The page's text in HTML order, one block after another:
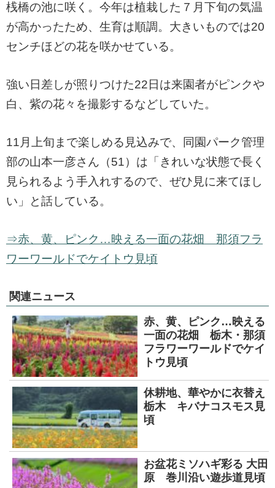
桟橋の池に咲く。今年は植栽した７月下旬の気温
が高かったため、生育は順調。大きいものでは20
センチほどの花を咲かせている。
強い日差しが照りつけた22日は来園者がピンクや
白、紫の花々を撮影するなどしていた。
11月上旬まで楽しめる見込みで、同園パーク管理
部の山本一彦さん（51）は「きれいな状態で長く
見られるよう手入れするので、ぜひ見に来てほし
い」と話している。
⇒赤、黄、ピンク…映える一面の花畑 那須フラ
ワーワールドでケイトウ見頃
関連ニュース
赤、黄、ピンク…映える
一面の花畑 栃木・那須
フラワーワールドでケイ
トウ見頃
休耕地、華やかに衣替え
栃木 キバナコスモス見
頃
お盆花ミソハギ彩る 大田
原 巻川沿い遊歩道見頃